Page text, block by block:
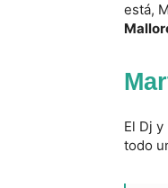
está,
El Dj
todo